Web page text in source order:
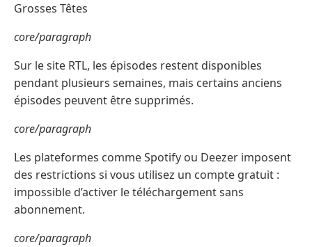
Grosses Têtes
core/paragraph
Sur le site RTL, les épisodes restent disponibles
pendant plusieurs semaines, mais certains anciens
épisodes peuvent être supprimés.
core/paragraph
Les plateformes comme Spotify ou Deezer imposent
des restrictions si vous utilisez un compte gratuit :
impossible d’activer le téléchargement sans
abonnement.
core/paragraph